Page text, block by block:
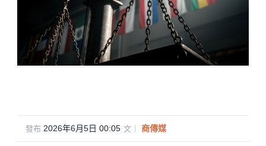
發布 2026年6月5日 00:05·文｜ 商傳媒